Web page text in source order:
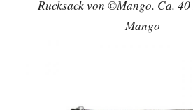
Rucksack von ©Mango. Ca.
Mango